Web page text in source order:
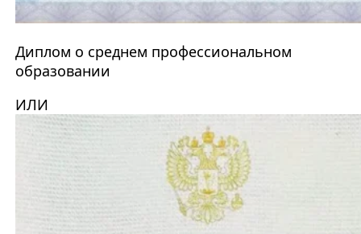
Диплом о среднем профессиональном
образовании
ИЛИ